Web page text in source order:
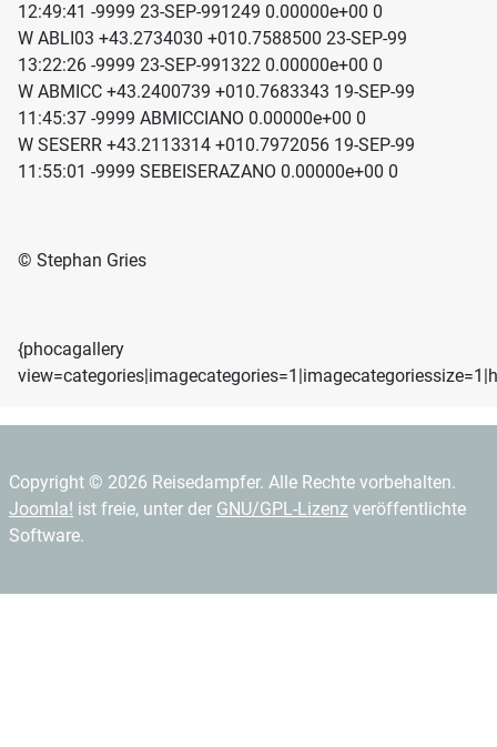
12:49:41 -9999 23-SEP-991249 0.00000e+00 0
W ABLI03 +43.2734030 +010.7588500 23-SEP-99
13:22:26 -9999 23-SEP-991322 0.00000e+00 0
W ABMICC +43.2400739 +010.7683343 19-SEP-99
11:45:37 -9999 ABMICCIANO 0.00000e+00 0
W SESERR +43.2113314 +010.7972056 19-SEP-99
11:55:01 -9999 SEBEISERAZANO 0.00000e+00 0
© Stephan Gries
{phocagallery
Copyright © 2026 Reisedampfer. Alle Rechte vorbehalten.
Joomla! ist freie, unter der GNU/GPL-Lizenz veröffentlichte
Software.